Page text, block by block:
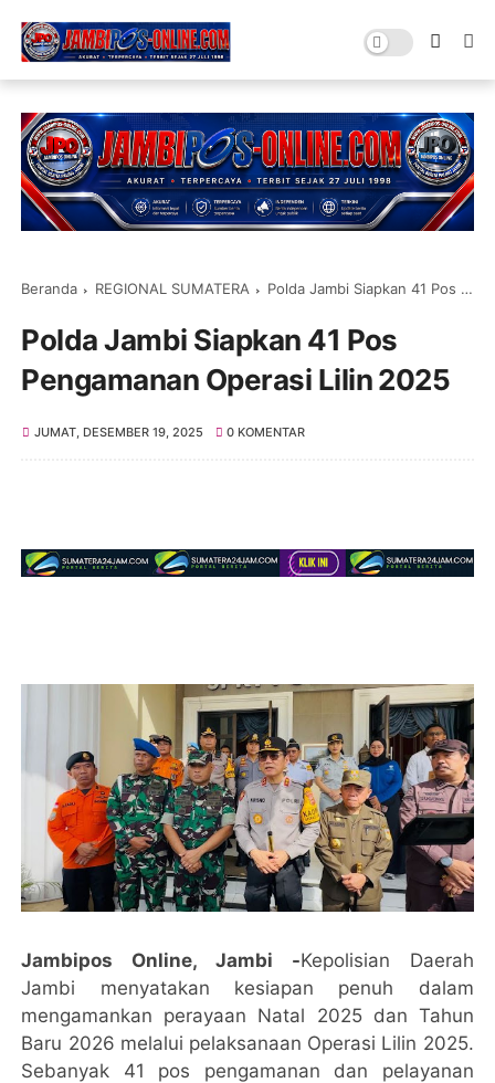
Beranda REGIONAL SUMATERA Polda Jambi Siapkan 41 Pos Pengamanan Operasi Lilin 2025
Polda Jambi Siapkan 41 Pos
Pengamanan Operasi Lilin 2025
JUMAT, DESEMBER 19, 2025 0 KOMENTAR
Jambipos Online, Jambi -Kepolisian Daerah
Jambi menyatakan kesiapan penuh dalam
mengamankan perayaan Natal 2025 dan Tahun
Baru 2026 melalui pelaksanaan Operasi Lilin 2025.
Sebanyak 41 pos pengamanan dan pelayanan